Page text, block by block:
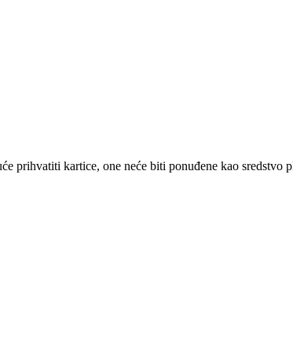
prihvatiti kartice, one neće biti ponuđene kao sredstvo